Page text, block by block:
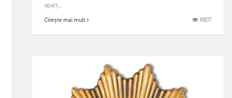
aparț...
Citește mai mult 8807